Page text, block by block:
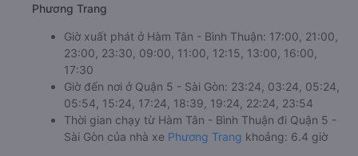
Phương Trang
Giờ xuất phát ở Hàm Tân - Bình Thuận: 17:00, 21:00,
23:00, 23:30, 09:00, 11:00, 12:15, 13:00, 16:00,
17:30
Giờ đến nơi ở Quận 5 - Sài Gòn: 23:24, 03:24, 05:24,
05:54, 15:24, 17:24, 18:39, 19:24, 22:24, 23:54
Thời gian chạy từ Hàm Tân - Bình Thuận đi Quận 5 -
Sài Gòn của nhà xe Phương Trang khoảng: 6.4 giờ